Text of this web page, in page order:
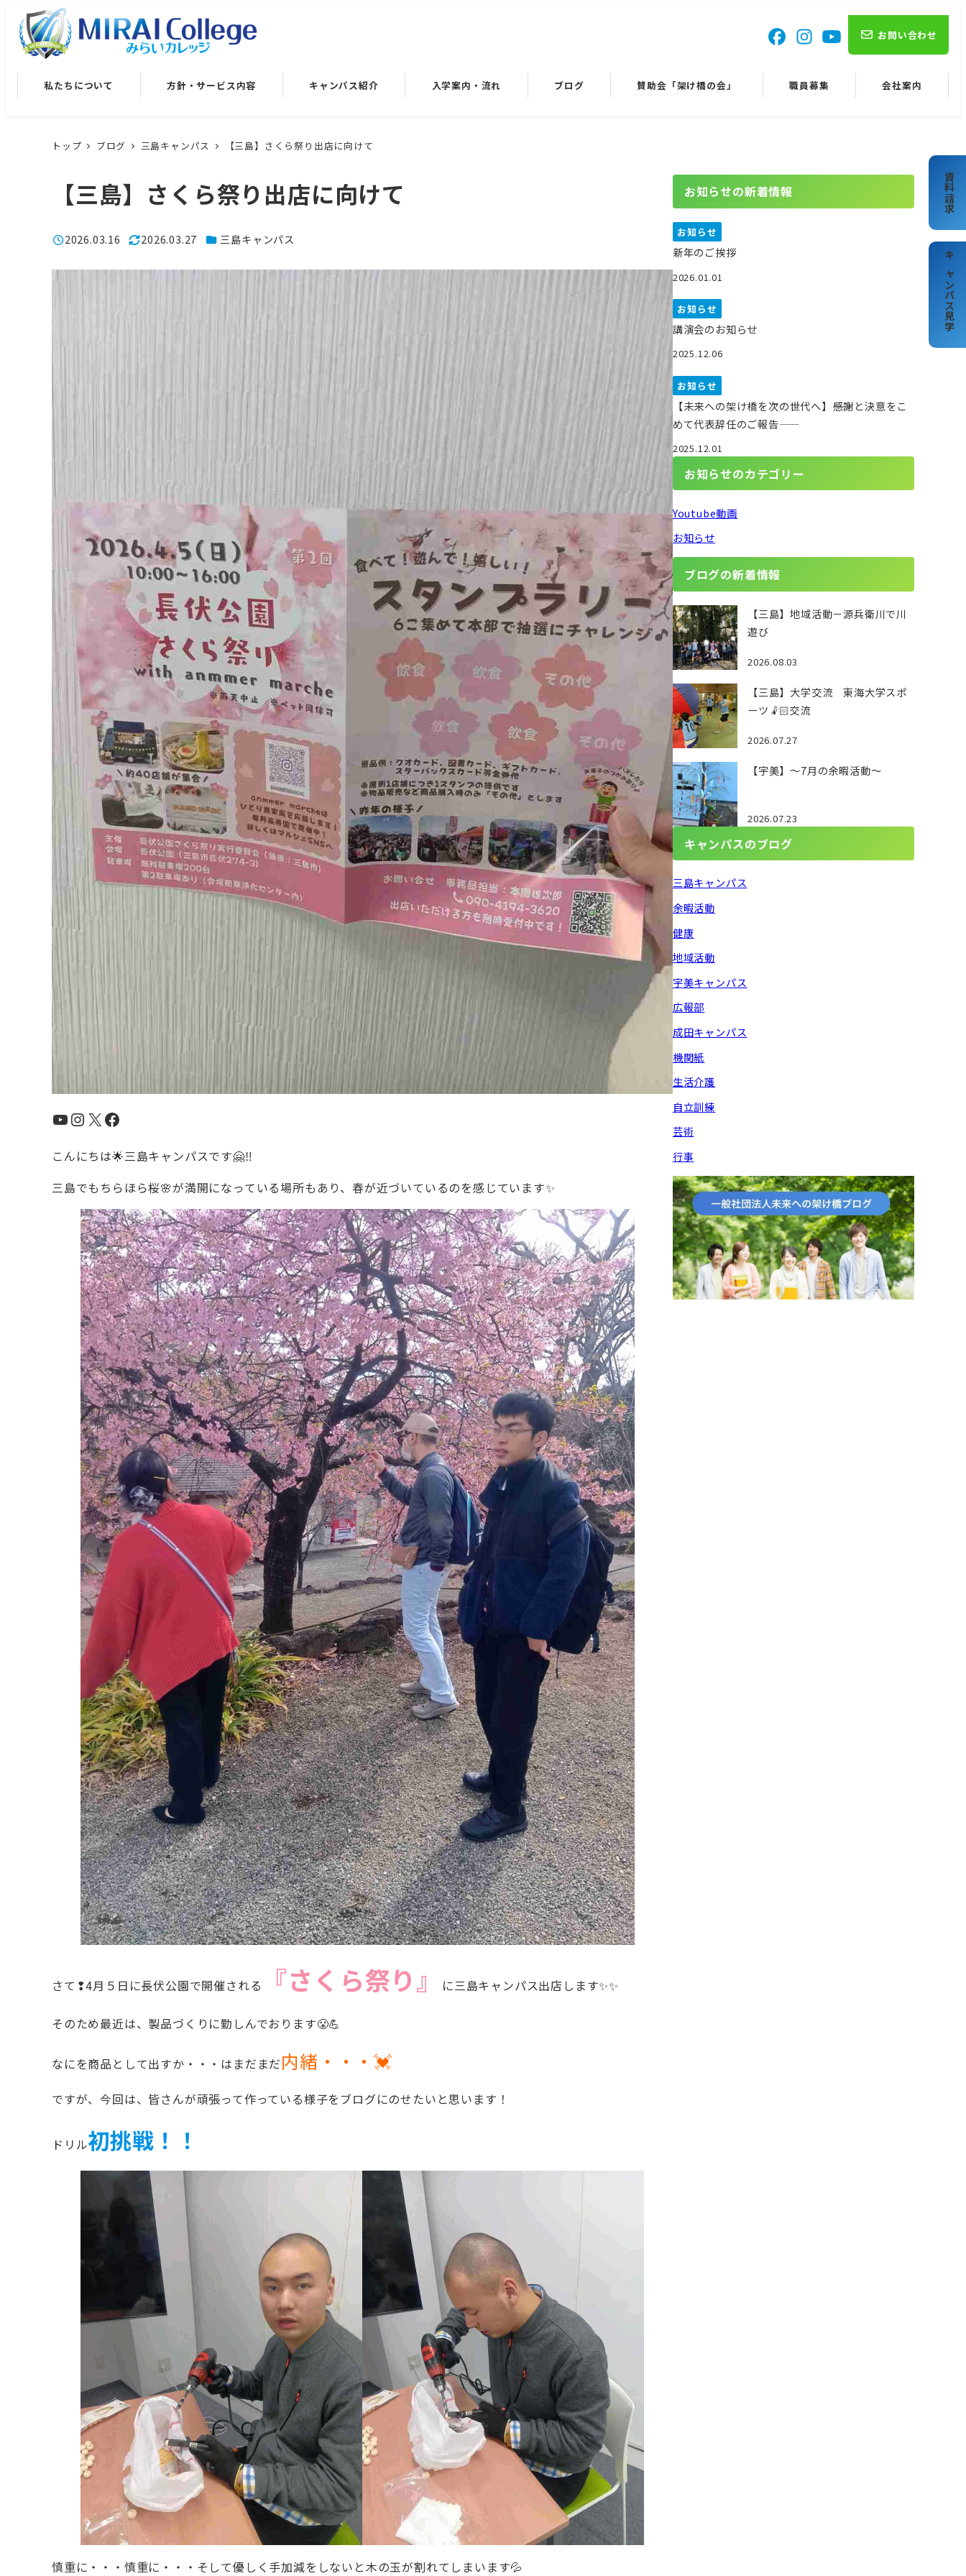
お問い合わせ
私たちについて 方針・サービス内容 キャンパス紹介 入学案内・流れ ブログ 賛助会「架け橋の会」 職員募集 会社案内
トップ ブログ 三島キャンパス 【三島】さくら祭り出店に向けて
【三島】さくら祭り出店に向けて
投稿日
2026.03.16
更新日
2026.03.27 カテゴリー
三島キャンパス
YouTube
Instagram
X Facebook
こんにちは🌟三島キャンパスです🤗‼️
三島でもちらほら桜🌸が満開になっている場所もあり、春が近づいているのを感じています✨
さて❢4月５日に長伏公園で開催される 『さくら祭り』 に三島キャンパス出店します✨✨
そのため最近は、製品づくりに勤しんでおります😤💪
なにを商品として出すか・・・はまだまだ内緒・・・💓
ですが、今回は、皆さんが頑張って作っている様子をブログにのせたいと思います！
ドリル初挑戦！！
慎重に・・・慎重に・・・そして優しく手加減をしないと木の玉が割れてしまいます💦
お知らせの新着情報
お知らせ
新年のご挨拶
2026.01.01
お知らせ
講演会のお知らせ
2025.12.06
お知らせ
【未来への架け橋を次の世代へ】――感謝と決意をこ
めて代表辞任のご報告――
2025.12.01
お知らせのカテゴリー
Youtube動画
お知らせ
ブログの新着情報
【三島】地域活動－源兵衛川で川
遊び
2026.08.03
【三島】大学交流 東海大学スポ
ーツ🤾🏻交流
2026.07.27
【宇美】～7月の余暇活動～
2026.07.23
キャンパスのブログ
三島キャンパス
余暇活動
健康
地域活動
宇美キャンパス
広報部
成田キャンパス
機関紙
生活介護
自立訓練
芸術
行事
資料請求
キャンパス見学